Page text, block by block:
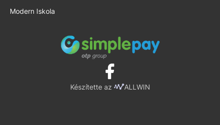
Modern Iskola
Készítette az ALLWIN